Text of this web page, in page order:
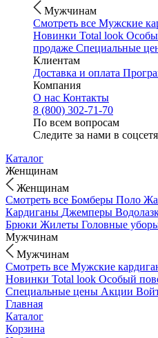
Мужчинам
Смотреть все Мужские
Новинки Total look
продаже Специальные
Клиентам
Доставка и оплата
Компания
О нас Контакты
8 (800) 302-71-70
По всем вопросам
Следите за нами в
Каталог
Женщинам
Женщинам
Смотреть все Бомберы Поло
Кардиганы Джемперы
Брюки Жилеты Головные
Мужчинам
Мужчинам
Смотреть все Мужские
Новинки Total look Особый
Специальные цены Акции
Главная
Каталог
Корзина